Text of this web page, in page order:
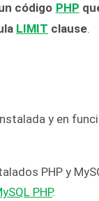
código PHP
LIMIT clause.
y en
PHP y
PHP.